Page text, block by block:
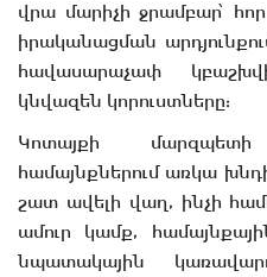
վրա մարիչի ջրամբար՝
իրականացման
հավասարաչափ
կնվազեն կորուստները:
Կոտայքի
համայնքներում առկա
շատ ավելի վաղ, ինչի
ամուր կամք,
նպատակային